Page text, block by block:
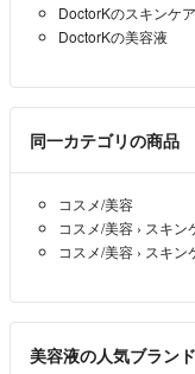
DoctorKのスキンケ
DoctorKの美容液
同一カテゴリの商品
コスメ/美容
コスメ/美容 › スキン
コスメ/美容 › スキン
美容液の人気ブラン